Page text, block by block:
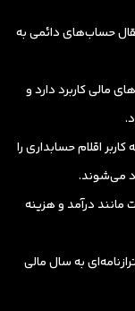
حساب‌های دائمی به
مالی کاربرد دارد و
اقلام حسابداری را
می‌شوند.
درآمد و هزینه
به سال مالی